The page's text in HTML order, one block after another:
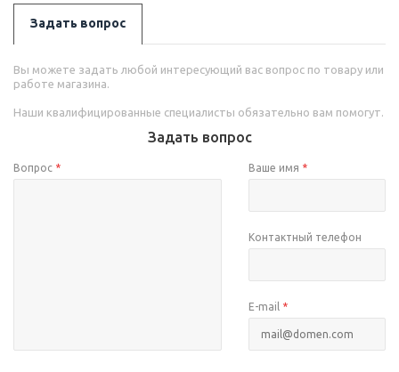
Задать вопрос
Вы можете задать любой интересующий вас вопрос по товару или
работе магазина.
Наши квалифицированные специалисты обязательно вам помогут.
Задать вопрос
Вопрос * Ваше имя *
Контактный телефон
E-mail *